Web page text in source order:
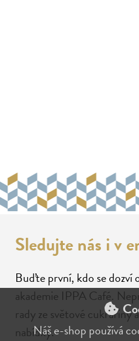
Sledujte nás i v
Buďte první, kdo se dozví
akademie IPPA Café.
rady ze světové cukrařiny
nabídky.
Náš e-shop používá